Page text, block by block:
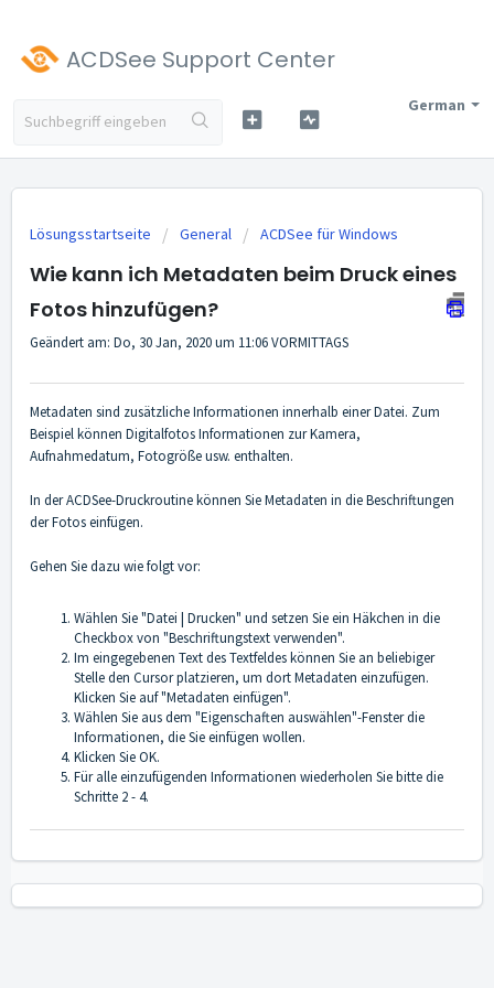
ACDSee Support Center
German
Lösungsstartseite General ACDSee für Windows
Wie kann ich Metadaten beim Druck eines
Fotos hinzufügen?
Geändert am: Do, 30 Jan, 2020 um 11:06 VORMITTAGS
Metadaten sind zusätzliche Informationen innerhalb einer Datei. Zum
Beispiel können Digitalfotos Informationen zur Kamera,
Aufnahmedatum, Fotogröße usw. enthalten.
In der ACDSee-Druckroutine können Sie Metadaten in die Beschriftungen
der Fotos einfügen.
Gehen Sie dazu wie folgt vor:
Wählen Sie "Datei | Drucken" und setzen Sie ein Häkchen in die
Checkbox von "Beschriftungstext verwenden".
Im eingegebenen Text des Textfeldes können Sie an beliebiger
Stelle den Cursor platzieren, um dort Metadaten einzufügen.
Klicken Sie auf "Metadaten einfügen".
Wählen Sie aus dem "Eigenschaften auswählen"-Fenster die
Informationen, die Sie einfügen wollen.
Klicken Sie OK.
Für alle einzufügenden Informationen wiederholen Sie bitte die
Schritte 2 - 4.